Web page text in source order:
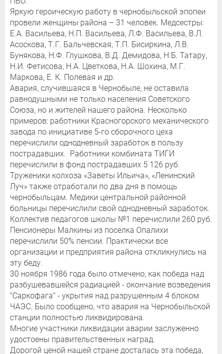
Яркую героическую работу в чернобыльской эпопеи
провели женщины района – 31 человек. Медсестры:
Е.А. Васильева, Н.П. Васильева, Л.Ф. Васильева, В.Л.
Асоскова, Т.Г. Бальчевская, Т.П. Бисиркина, Л.В.
Бунякова, Н.Ф. Глушкова, В.Д. Демидова, Н.Б. Татару,
Н.И. Фетисова, Н.А. Цветкова, Н.А. Шохина, М.Г.
Маркова, Е. К. Полевая и др.
Авария, случившаяся в Чернобыле, не оставила
равнодушными не только населения Советского
Союза, но и жителей нашего района. Несколько
примеров: работники Красногорского механического
завода по инициативе 5-го сборочного цеха
перечислили однодневный заработок в пользу
пострадавших. Работники комбината ТИГИ
перечислили в фонд пострадавших 5 126 руб.
Труженики колхоза «Заветы Ильича», «Ленинский
Луч» также отработали по два дня в помощь
чернобыльцам. Медики центральной районной
больницы перечислили свой однодневный заработок.
Коллектив педагогов школы №1 перечислили 260 руб.
Пенсионеры Малкины из поселка Опалихи
перечислили 50% пенсии. Практически все
организации и предприятия района откликнулись на
эту беду.
30 ноября 1986 года было отмечено, как победа над
разбушевавшейся радиацией - окончание возведения
"Саркофага" - укрытия над разрушенным 4 блоком
ЧАЭС. Было сообщено, что авария на Чернобыльской
станции полностью ликвидирована.
Многие участники ликвидации аварии заслуженно
удостоены правительственных наград.
Дорогой ценой нашей стране досталась эта победа,